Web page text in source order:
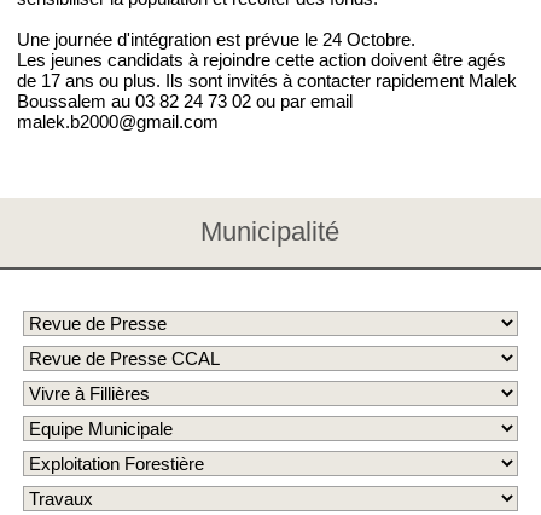
Une journée d'intégration est prévue le 24 Octobre.
Les jeunes candidats à rejoindre cette action doivent être agés
de 17 ans ou plus. Ils sont invités à contacter rapidement Malek
Boussalem au 03 82 24 73 02 ou par email
malek.b2000@gmail.com
Municipalité